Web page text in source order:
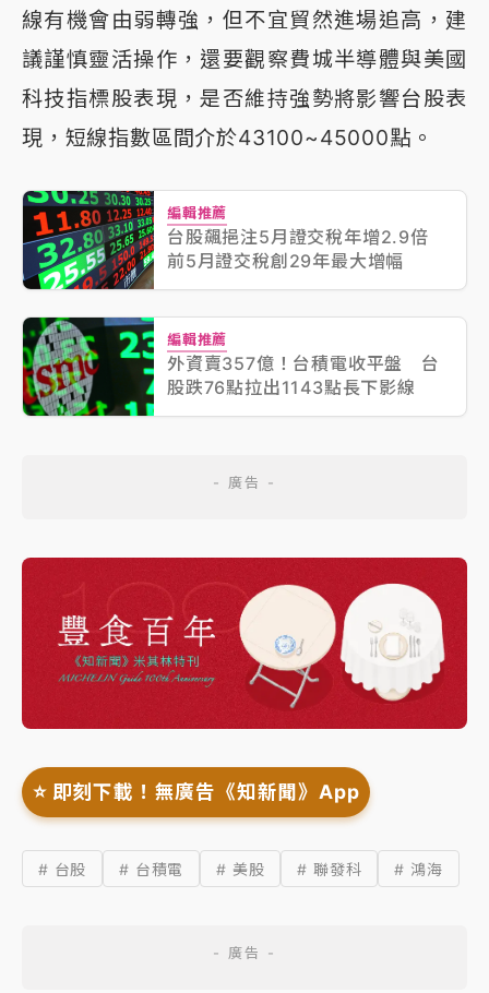
線有機會由弱轉強，但不宜貿然進場追高，建
議謹慎靈活操作，還要觀察費城半導體與美國
科技指標股表現，是否維持強勢將影響台股表
現，短線指數區間介於43100~45000點。
編輯推薦
台股飆挹注5月證交稅年增2.9倍
前5月證交稅創29年最大增幅
編輯推薦
外資賣357億！台積電收平盤 台
股跌76點拉出1143點長下影線
⭐️ 即刻下載！無廣告《知新聞》App
# 台股 # 台積電 # 美股 # 聯發科 # 鴻海